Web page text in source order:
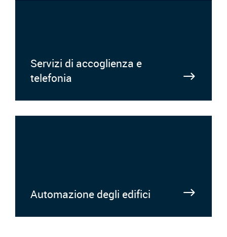
Servizi di accoglienza e
telefonia
Automazione degli edifici